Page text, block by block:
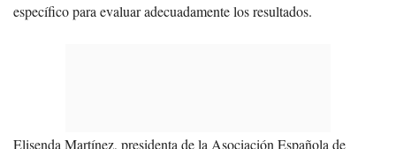
específico para evaluar adecuadamente los resultados.
Elisenda Martínez, presidenta de la Asociación Española de